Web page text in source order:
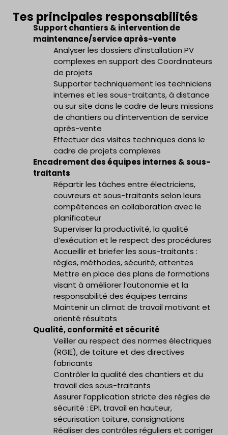
Tes principales responsabilités
Support chantiers & intervention de
maintenance/service après-vente
Analyser les dossiers d’installation PV
complexes en support des Coordinateurs
de projets
Supporter techniquement les techniciens
internes et les sous-traitants, à distance
ou sur site dans le cadre de leurs missions
de chantiers ou d’intervention de service
après-vente
Effectuer des visites techniques dans le
cadre de projets complexes
Encadrement des équipes internes & sous-
traitants
Répartir les tâches entre électriciens,
couvreurs et sous-traitants selon leurs
compétences en collaboration avec le
planificateur
Superviser la productivité, la qualité
d’exécution et le respect des procédures
Accueillir et briefer les sous-traitants :
règles, méthodes, sécurité, attentes
Mettre en place des plans de formations
visant à améliorer l’autonomie et la
responsabilité des équipes terrains
Maintenir un climat de travail motivant et
orienté résultats
Qualité, conformité et sécurité
Veiller au respect des normes électriques
(RGIE), de toiture et des directives
fabricants
Contrôler la qualité des chantiers et du
travail des sous-traitants
Assurer l’application stricte des règles de
sécurité : EPI, travail en hauteur,
sécurisation toiture, consignations
Réaliser des contrôles réguliers et corriger